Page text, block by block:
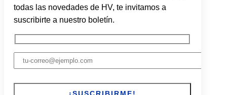
todas las novedades de HV, te invitamos a
suscribirte a nuestro boletín.